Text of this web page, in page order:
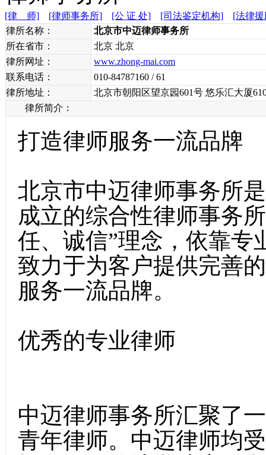
[律 师] [律师事务所] [公 证 处] [司法鉴定机构]
[法律
律所名称：
北京市中迈律师事务所
所在省市：
北京 北京
律所网址：
www.zhong-mai.com
联系电话：
010-84787160 / 61
律所地址：
北京市朝阳区望京园601号 悠乐汇大厦
律所简介：
打造律师服务一流品牌
北京市中迈律师事务所
成立的综合性律师事务
任、诚信”理念，依靠专
致力于为客户提供完善
服务一流品牌。
优秀的专业律师
中迈律师事务所汇聚了
青年律师。中迈律师均